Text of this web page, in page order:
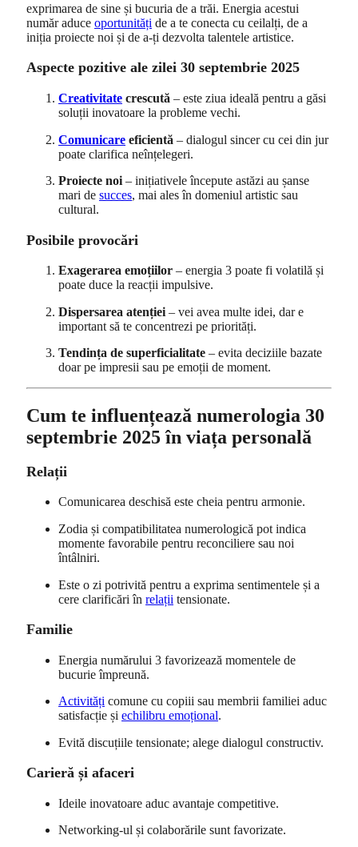
exprimarea de sine și bucuria de a trăi. Energia acestui
număr aduce oportunități de a te conecta cu ceilalți, de a
iniția proiecte noi și de a-ți dezvolta talentele artistice.
Aspecte pozitive ale zilei 30 septembrie 2025
Creativitate crescută – este ziua ideală pentru a găsi
soluții inovatoare la probleme vechi.
Comunicare eficientă – dialogul sincer cu cei din jur
poate clarifica neînțelegeri.
Proiecte noi – inițiativele începute astăzi au șanse
mari de succes, mai ales în domeniul artistic sau
cultural.
Posibile provocări
Exagerarea emoțiilor – energia 3 poate fi volatilă și
poate duce la reacții impulsive.
Dispersarea atenției – vei avea multe idei, dar e
important să te concentrezi pe priorități.
Tendința de superficialitate – evita deciziile bazate
doar pe impresii sau pe emoții de moment.
Cum te influențează numerologia 30
septembrie 2025 în viața personală
Relații
Comunicarea deschisă este cheia pentru armonie.
Zodia și compatibilitatea numerologică pot indica
momente favorabile pentru reconciliere sau noi
întâlniri.
Este o zi potrivită pentru a exprima sentimentele și a
cere clarificări în relații tensionate.
Familie
Energia numărului 3 favorizează momentele de
bucurie împreună.
Activități comune cu copiii sau membrii familiei aduc
satisfacție și echilibru emoțional.
Evită discuțiile tensionate; alege dialogul constructiv.
Carieră și afaceri
Ideile inovatoare aduc avantaje competitive.
Networking-ul și colaborările sunt favorizate.